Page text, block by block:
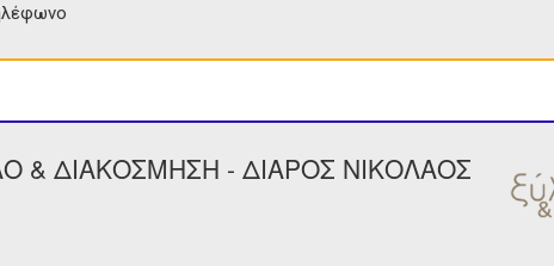
& ΔΙΑΚΟΣΜΗΣΗ - ΔΙΑΡΟΣ ΝΙΚΟΛΑΟΣ